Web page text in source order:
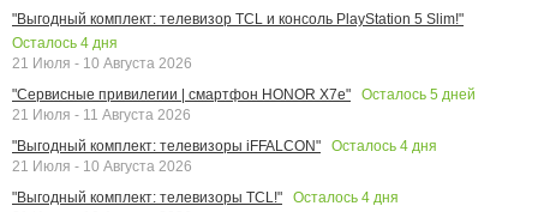
"Выгодный комплект: телевизор TCL и консоль PlayStation 5 Slim!"
Осталось 4 дня
21 Июля - 10 Августа 2026
"Сервисные привилегии | смартфон HONOR X7e"
Осталось 5 дней
21 Июля - 11 Августа 2026
"Выгодный комплект: телевизоры iFFALCON"
Осталось 4 дня
21 Июля - 10 Августа 2026
"Выгодный комплект: телевизоры TCL!"
Осталось 4 дня